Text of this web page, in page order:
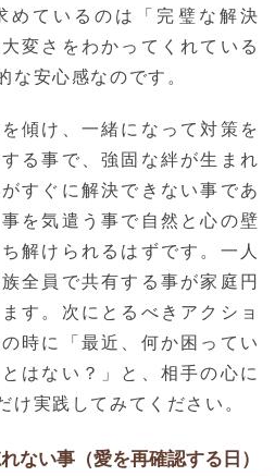
めているのは「完璧な解決
変さをわかってくれている
な安心感なのです。
傾け、一緒になって対策を
る事で、強固な絆が生まれ
すぐに解決できない事であ
を気遣う事で自然と心の壁
解けられるはずです。一人
全員で共有する事が家庭円
す。次にとるべきアクショ
時に「最近、何か困ってい
はない？」と、相手の心に
け実践してみてください。
ない事（愛を再確認する日）